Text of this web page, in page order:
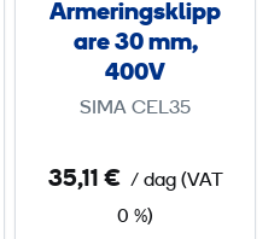
g
s
k
p
Armeringsklipp
are 30 mm,
400V
SIMA CEL35
35,11 € / dag (VAT
0 %)